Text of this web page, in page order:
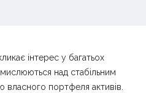
інтерес у багатьох
над стабільним
власного портфеля активів.